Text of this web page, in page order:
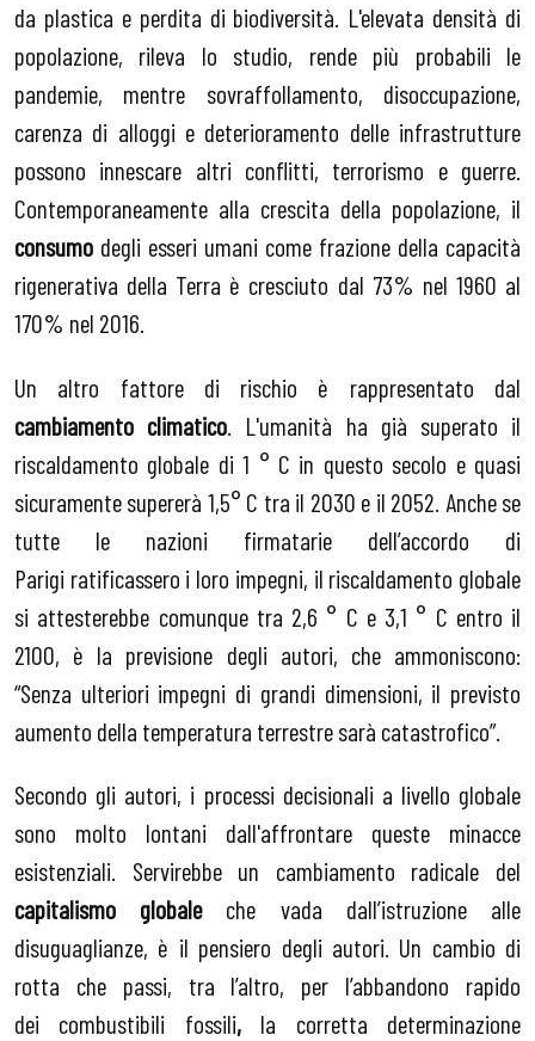
da plastica e perdita di biodiversità. L'elevata densità di
popolazione, rileva lo studio, rende più probabili le
pandemie, mentre sovraffollamento, disoccupazione,
carenza di alloggi e deterioramento delle infrastrutture
possono innescare altri conflitti, terrorismo e guerre.
Contemporaneamente alla crescita della popolazione, il
consumo degli esseri umani come frazione della capacità
rigenerativa della Terra è cresciuto dal 73% nel 1960 al
170% nel 2016.
Un altro fattore di rischio è rappresentato dal
cambiamento climatico . L'umanità ha già superato il
riscaldamento globale di 1 ° C in questo secolo e quasi
sicuramente supererà 1,5° C tra il 2030 e il 2052. Anche se
tutte le nazioni firmatarie dell’accordo di
Parigi ratificassero i loro impegni, il riscaldamento globale
si attesterebbe comunque tra 2,6 ° C e 3,1 ° C entro il
2100, è la previsione degli autori, che ammoniscono:
“Senza ulteriori impegni di grandi dimensioni, il previsto
aumento della temperatura terrestre sarà catastrofico”.
Secondo gli autori, i processi decisionali a livello globale
sono molto lontani dall'affrontare queste minacce
esistenziali. Servirebbe un cambiamento radicale del
capitalismo globaleche vada dall’istruzione alle
disuguaglianze, è il pensiero degli autori. Un cambio di
rotta che passi, tra l’altro, per l’abbandono rapido
dei combustibili fossili,la corretta determinazione